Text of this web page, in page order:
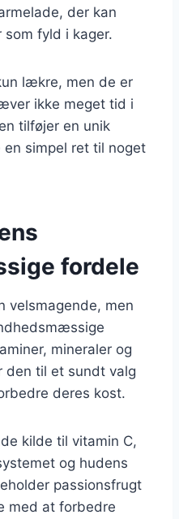
der kan
fyld i kager.
lækre, men de er
ikke meget tid i
tilføjer en unik
simpel ret til noget
fordele
velsmagende, men
mineraler og
den til et sundt valg
deres kost.
kilde til vitamin C,
og hudens
passionsfrugt
med at forbedre